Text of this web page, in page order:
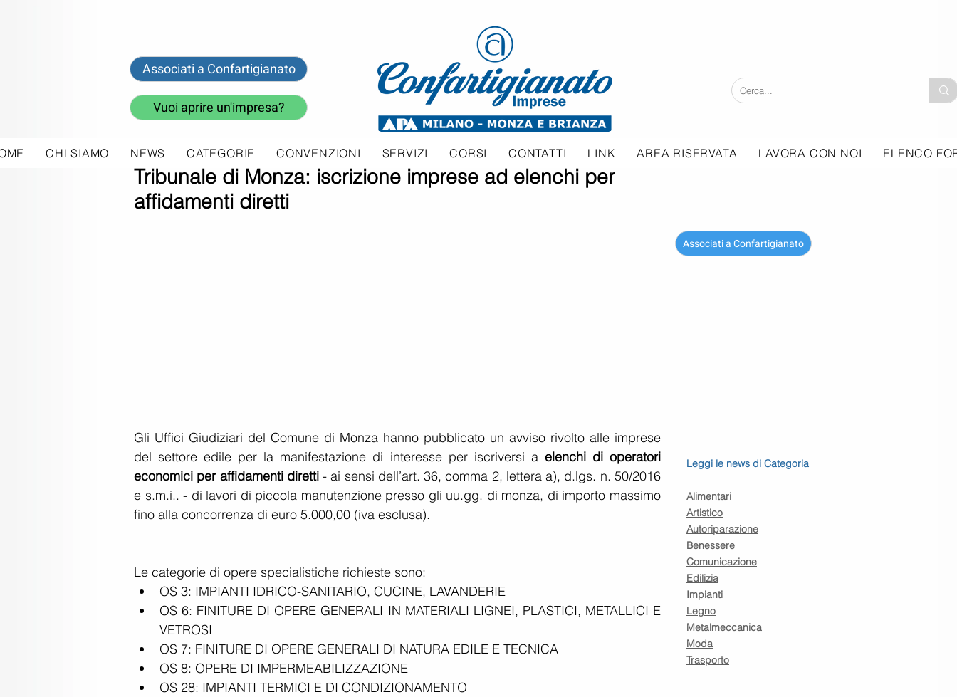
Associati a Confartigianato
Vuoi aprire un'impresa?
CHI SIAMO NEWS CATEGORIE CONVENZIONI SERVIZI CORSI CONTATTI LINK AREA RISERVATA LAVORA CON NOI ELENCO
Tribunale di Monza: iscrizione imprese ad elenchi per
affidamenti diretti
2 mar 2020
Gli Uffici Giudiziari del Comune di Monza hanno pubblicato un avviso rivolto alle imprese
del settore edile per la manifestazione di interesse per iscriversi a elenchi di operatori
economici per affidamenti diretti - ai sensi dell’art. 36, comma 2, lettera a), d.lgs. n. 50/2016
e s.m.i.. - di lavori di piccola manutenzione presso gli uu.gg. di monza, di importo massimo
fino alla concorrenza di euro 5.000,00 (iva esclusa).
Le categorie di opere specialistiche richieste sono:
OS 3: IMPIANTI IDRICO-SANITARIO, CUCINE, LAVANDERIE
OS 6: FINITURE DI OPERE GENERALI IN MATERIALI LIGNEI, PLASTICI, METALLICI E
VETROSI
OS 7: FINITURE DI OPERE GENERALI DI NATURA EDILE E TECNICA
OS 8: OPERE DI IMPERMEABILIZZAZIONE
OS 28: IMPIANTI TERMICI E DI CONDIZIONAMENTO
Leggi le news di Categoria
Alimentari
Artistico
Autoriparazione
Benessere
Comunicazione
Edilizia
Impianti
Legno
Metalmeccanica
Moda
Trasporto
Associati a Confartigianato